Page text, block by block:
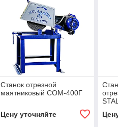
Станок отрезной
маятниковый СОМ-400Г
Цену уточняйте